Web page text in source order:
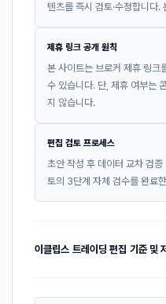
텐츠를 즉시 검토·수정합니다
제휴 링크 공개 원칙
본 사이트는 브로커 제휴 링크
수 있습니다. 단, 제휴 여부는
지 않습니다.
편집 검토 프로세스
초안 작성 후 데이터 교차 검
토의 3단계 자체 검수를 완료
이클립스 트레이딩 편집 기준 및